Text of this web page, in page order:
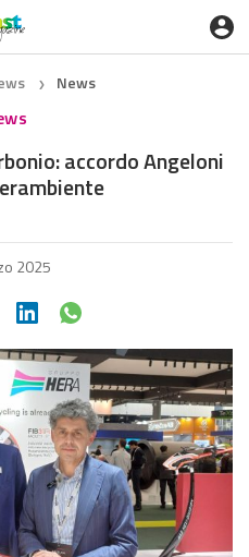
❯ News
accordo Angeloni
2025